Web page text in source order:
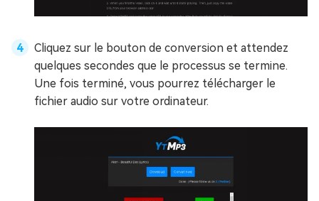
Cliquez sur le bouton de conversion et attendez
quelques secondes que le processus se termine.
Une fois terminé, vous pourrez télécharger le
fichier audio sur votre ordinateur.